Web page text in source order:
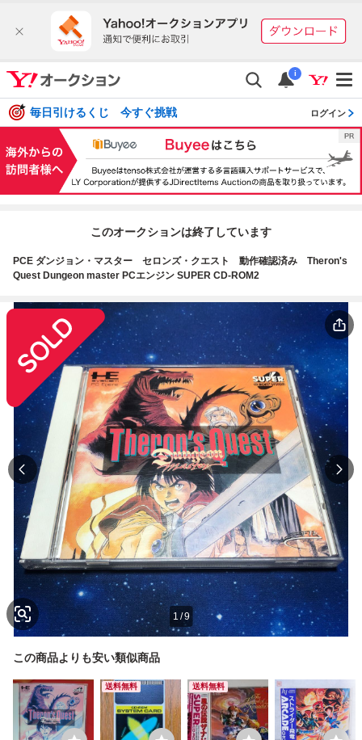
i
毎日引けるくじ 今すぐ挑戦 ログイン
このオークションは終了しています
PCE ダンジョン・マスター セロンズ・クエスト 動作確認済み Theron's
Quest Dungeon master PCエンジン SUPER CD-ROM2
1/9
この商品よりも安い類似商品
送料無料 送料無料